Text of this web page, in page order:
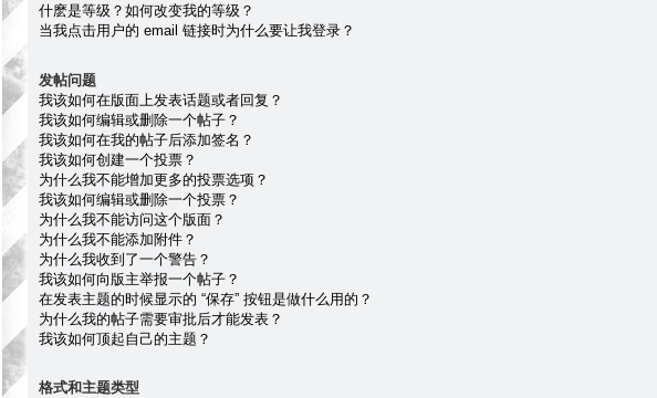
什麽是等级？如何改变我的等级？
当我点击用户的 email 链接时为什么要让我登录？
发帖问题
我该如何在版面上发表话题或者回复？
我该如何编辑或删除一个帖子？
我该如何在我的帖子后添加签名？
我该如何创建一个投票？
为什么我不能增加更多的投票选项？
我该如何编辑或删除一个投票？
为什么我不能访问这个版面？
为什么我不能添加附件？
为什么我收到了一个警告？
我该如何向版主举报一个帖子？
在发表主题的时候显示的 “保存” 按钮是做什么用的？
为什么我的帖子需要审批后才能发表？
我该如何顶起自己的主题？
格式和主题类型